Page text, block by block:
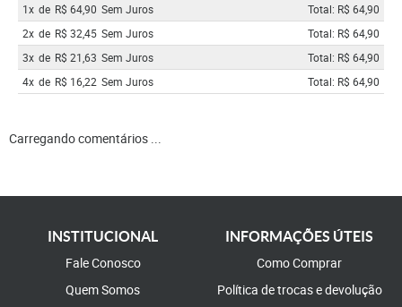
1x de R$ 64,90 Sem Juros
Total: R$ 64,90
2x de R$ 32,45 Sem Juros
Total: R$ 64,90
3x de R$ 21,63 Sem Juros
Total: R$ 64,90
4x de R$ 16,22 Sem Juros Total: R$ 64,90
Carregando comentários ...
INSTITUCIONAL
Fale Conosco
Quem Somos
INFORMAÇÕES ÚTEIS
Como Comprar
Política de trocas e devolução